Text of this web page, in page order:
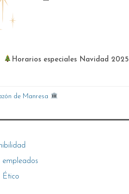
Horarios especiales Navidad 2025
de Manresa
empleados
Ético